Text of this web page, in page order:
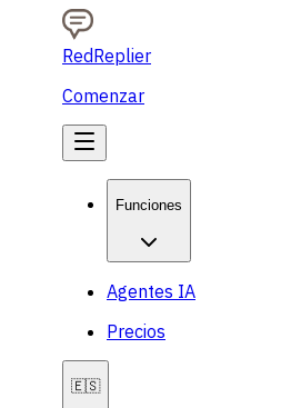
RedReplier
Comenzar
Funciones
Agentes IA
Precios
🇪🇸